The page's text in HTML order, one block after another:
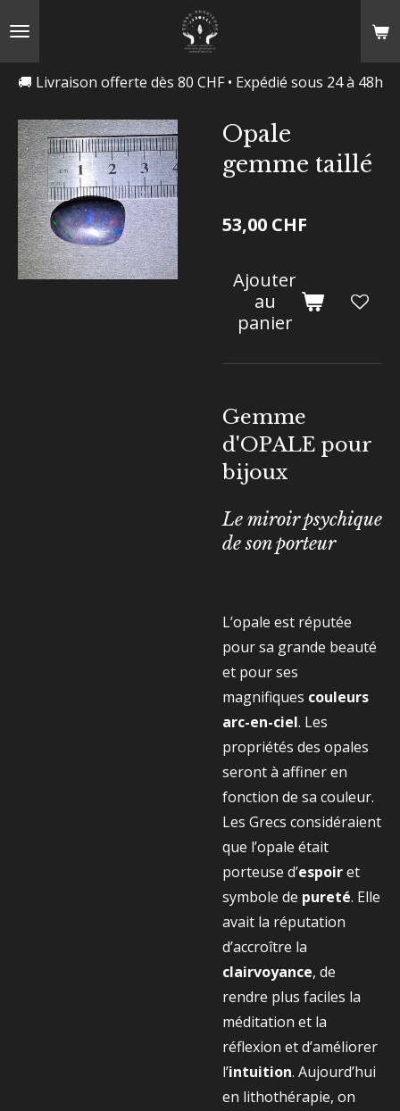
🚚 Livraison offerte dès 80 CHF • Expédié sous 24 à 48h
Opale
gemme taillé
53,00 CHF
Ajouter
au
panier
Gemme
d'OPALE pour
bijoux
Le miroir psychique
de son porteur
L’opale est réputée
pour sa grande beauté
et pour ses
magnifiques couleurs
arc-en-ciel. Les
propriétés des opales
seront à affiner en
fonction de sa couleur.
Les Grecs considéraient
que l’opale était
porteuse d’espoiret
symbole de pureté. Elle
avait la réputation
d’accroître la
clairvoyance, de
rendre plus faciles la
méditation et la
réflexion et d’améliorer
l’intuition. Aujourd’hui
en lithothérapie, on